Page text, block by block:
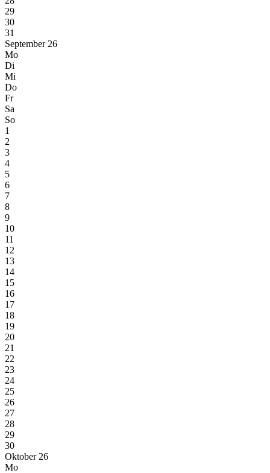
29
30
31
September 26
Mo
Di
Mi
Do
Fr
Sa
So
1
2
3
4
5
6
7
8
9
10
11
12
13
14
15
16
17
18
19
20
21
22
23
24
25
26
27
28
29
30
Oktober 26
Mo